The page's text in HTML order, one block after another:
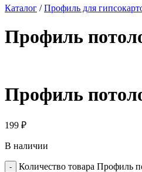
Каталог /Профиль для
Профиль
Профиль
199 ₽
В наличии
Количество товара